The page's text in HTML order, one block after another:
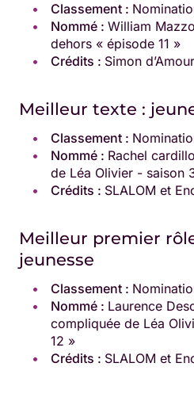
Classement :
Nommé : William
dehors « épisode 11 »
Crédits : Simon
Meilleur texte :
Classement :
Nommé : Rachel
de Léa Olivier - saison
Crédits : SLALOM et
Meilleur premier
jeunesse
Classement :
Nommé : Laurence
compliquée de Léa
12 »
Crédits : SLALOM et